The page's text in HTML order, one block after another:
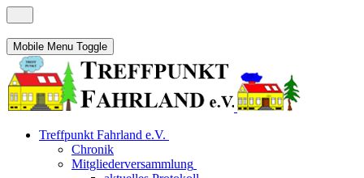
Mobile Menu Toggle
Treffpunkt Fahrland e.V.
Chronik
Mitgliederversammlung